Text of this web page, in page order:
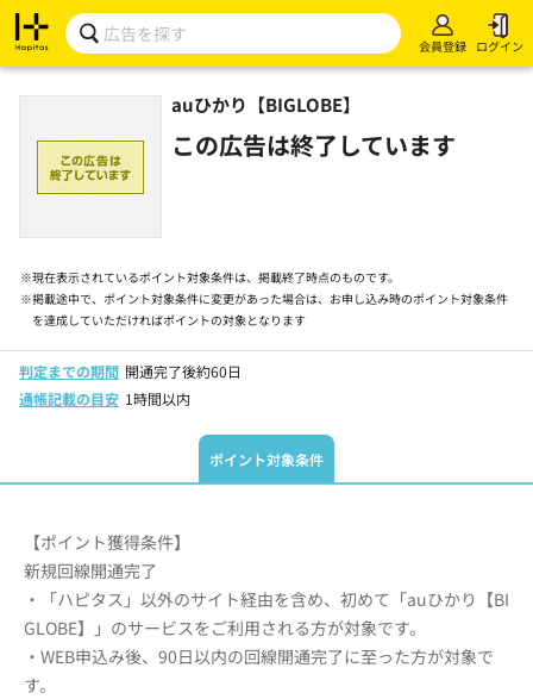
会員登録 ログイン
auひかり【BIGLOBE】
この広告は終了しています
※現在表示されているポイント対象条件は、掲載終了時点のものです。
※掲載途中で、ポイント対象条件に変更があった場合は、お申し込み時のポイント対象条件
を達成していただければポイントの対象となります
判定までの期間 開通完了後約60日
通帳記載の目安 1時間以内
ポイント対象条件
【ポイント獲得条件】
新規回線開通完了
・「ハピタス」以外のサイト経由を含め、初めて「auひかり【BI
GLOBE】」のサービスをご利用される方が対象です。
・WEB申込み後、90日以内の回線開通完了に至った方が対象で
す。